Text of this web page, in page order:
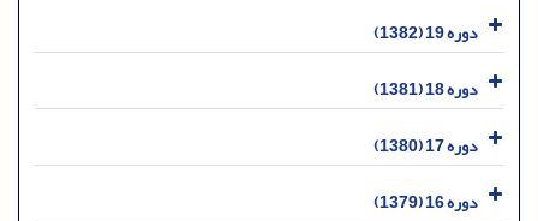
دوره 19 (1382)
دوره 18 (1381)
دوره 17 (1380)
دوره 16 (1379)